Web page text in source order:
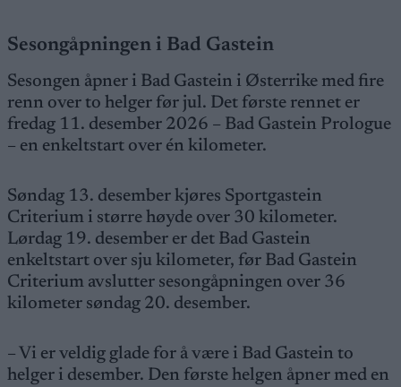
Sesongåpningen i Bad Gastein
Sesongen åpner i Bad Gastein i Østerrike med fire
renn over to helger før jul. Det første rennet er
fredag 11. desember 2026 – Bad Gastein Prologue
– en enkeltstart over én kilometer.
Søndag 13. desember kjøres Sportgastein
Criterium i større høyde over 30 kilometer.
Lørdag 19. desember er det Bad Gastein
enkeltstart over sju kilometer, før Bad Gastein
Criterium avslutter sesongåpningen over 36
kilometer søndag 20. desember.
– Vi er veldig glade for å være i Bad Gastein to
helger i desember. Den første helgen åpner med en